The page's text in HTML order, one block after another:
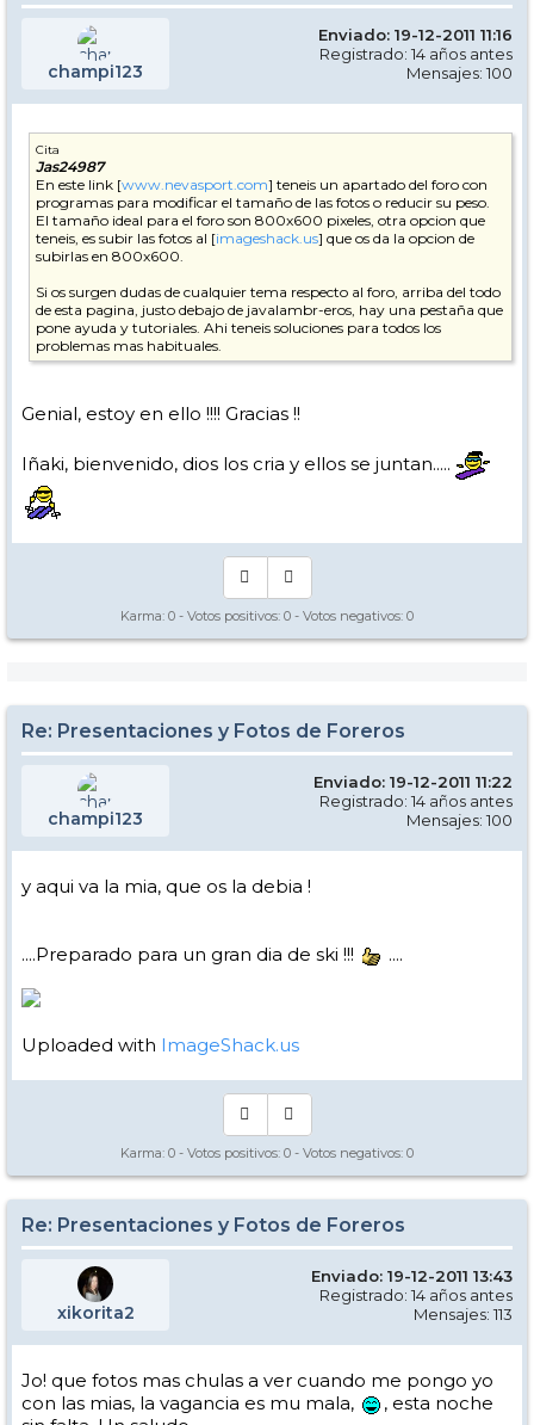
champi123
Enviado: 19-12-2011 11:16
Registrado: 14 años antes
Mensajes: 100
Cita
Jas24987
En este link [www.nevasport.com] teneis un apartado del foro con
programas para modificar el tamaño de las fotos o reducir su peso.
El tamaño ideal para el foro son 800x600 pixeles, otra opcion que
teneis, es subir las fotos al [imageshack.us] que os da la opcion de
subirlas en 800x600.
Si os surgen dudas de cualquier tema respecto al foro, arriba del todo
de esta pagina, justo debajo de javalambr-eros, hay una pestaña que
pone ayuda y tutoriales. Ahi teneis soluciones para todos los
problemas mas habituales.
Genial, estoy en ello !!!! Gracias !!
Iñaki, bienvenido, dios los cria y ellos se juntan.....
Karma: 0 - Votos positivos: 0 - Votos negativos: 0
Re: Presentaciones y Fotos de Foreros
champi123
Enviado: 19-12-2011 11:22
Registrado: 14 años antes
Mensajes: 100
y aqui va la mia, que os la debia !
....Preparado para un gran dia de ski !!! ....
Uploaded with ImageShack.us
Karma: 0 - Votos positivos: 0 - Votos negativos: 0
Re: Presentaciones y Fotos de Foreros
xikorita2
Enviado: 19-12-2011 13:43
Registrado: 14 años antes
Mensajes: 113
Jo! que fotos mas chulas a ver cuando me pongo yo
con las mias, la vagancia es mu mala,
, esta noche